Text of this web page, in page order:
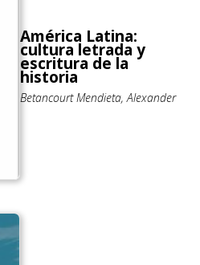
América Latina:
cultura letrada y
escritura de la
historia
Betancourt Mendieta, Alexander